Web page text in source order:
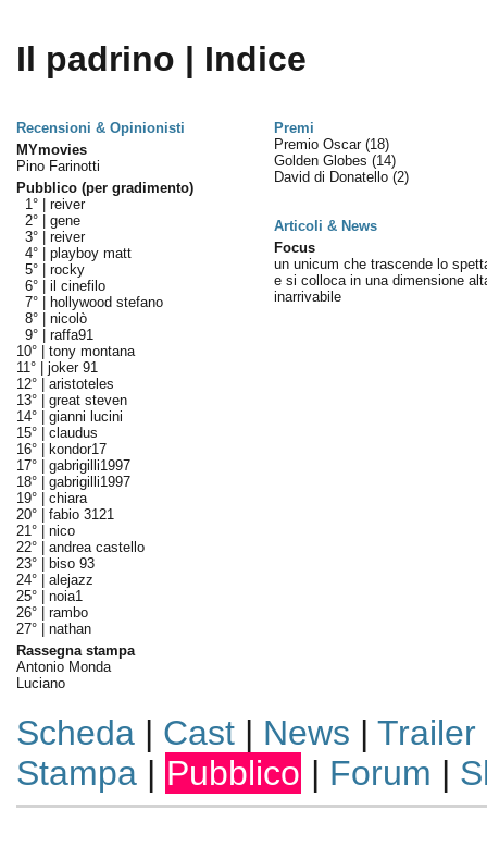
Il padrino | Indice
Recensioni & Opinionisti
Premi
MYmovies
Pino Farinotti
Pubblico (per gradimento)
1° | reiver
2° | gene
3° | reiver
4° | playboy matt
5° | rocky
6° | il cinefilo
7° |
hollywood stefano
8° | nicolò
9° | raffa91
10° | tony montana
11° | joker 91
12° | aristoteles
13° | great steven
14° | gianni lucini
15° | claudus
16° |
kondor17
17° | gabrigilli1997
18° | gabrigilli1997
19° | chiara
20° | fabio 3121
21° | nico
22° | andrea castello
23° |
biso 93
24° | alejazz
25° | noia1
26° | rambo
27° | nathan
Rassegna stampa
Antonio Monda
Luciano
Premio Oscar (18)
Golden Globes (14)
David di Donatello (2)
Articoli & News
Focus
un unicum che trascende lo
e si colloca in una dimensione
inarrivabile
Scheda| Cast| News | Trailer
Stampa| Pubblico | Forum |